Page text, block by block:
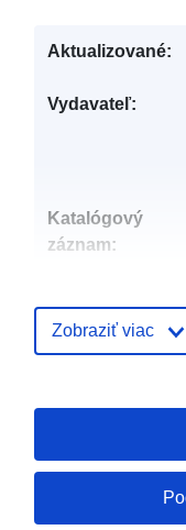
Aktualizované:
Vydavateľ:
Katalógový
záznam:
Zemepisné
Zobraziť viac